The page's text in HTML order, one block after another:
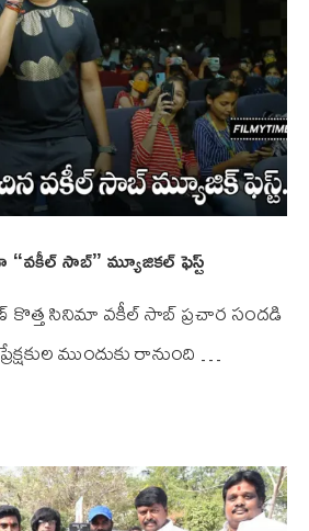
సాబ్” మ్యూజికల్ ఫెస్ట్
కొత్త సినిమా వకీల్ సాబ్ ప్రచార సందడి
ముందుకు రానుంది …